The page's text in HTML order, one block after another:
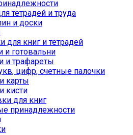
тетрадей и труда
и доски
для книг и тетрадей
и готовальни
и трафареты
цифр, счетные палочки
карты
кисти
для книг
принадлежности